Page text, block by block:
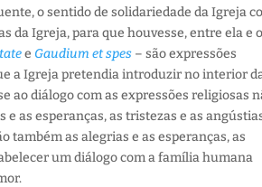
o sentido de solidariedade da Igreja
da Igreja, para que houvesse, entre ela e o
e Gaudium et spes – são expressões
a Igreja pretendia introduzir no interior
ao diálogo com as expressões religiosas
e as esperanças, as tristezas e as
também as alegrias e as esperanças, as
um diálogo com a família humana